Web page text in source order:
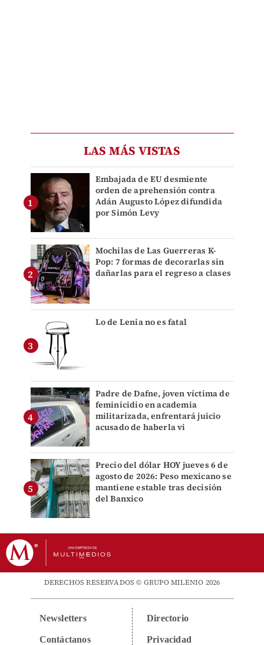
LAS MÁS VISTAS
Embajada de EU desmiente
orden de aprehensión contra
Adán Augusto López difundida
por Simón Levy
Mochilas de Las Guerreras K-
Pop: 7 formas de decorarlas sin
dañarlas para el regreso a clases
Lo de Lenia no es fatal
Padre de Dafne, joven víctima de
feminicidio en academia
militarizada, enfrentará juicio
acusado de haberla vi
Precio del dólar HOY jueves 6 de
agosto de 2026: Peso mexicano se
mantiene estable tras decisión
del Banxico
DERECHOS RESERVADOS © GRUPO MILENIO 2026
Newsletters
Contáctanos
Directorio
Privacidad